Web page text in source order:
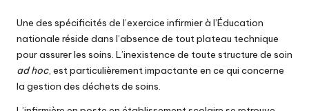
Une des spécificités de l’exercice infirmier à l’Éducation
nationale réside dans l’absence de tout plateau technique
pour assurer les soins. L’inexistence de toute structure de soin
ad hoc, est particulièrement impactante en ce qui concerne
la gestion des déchets de soins.